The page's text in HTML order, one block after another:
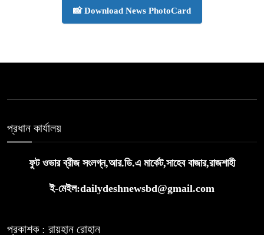
📸 Download News PhotoCard
প্রধান কার্যালয়
ফুট ওভার ব্রীজ সংলগ্ন,আর.ডি.এ মার্কেট,সাহেব বাজার,রাজশাহী
ই-মেইল:dailydeshnewsbd@gmail.com
প্রকাশক : রায়হান রোহান